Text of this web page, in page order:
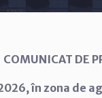
COMUNICAT DE
în zona de